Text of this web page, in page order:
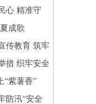
心 精准守
成歌
传教育 筑牢
措 织牢安全
“紫薯香”
防汛“安全